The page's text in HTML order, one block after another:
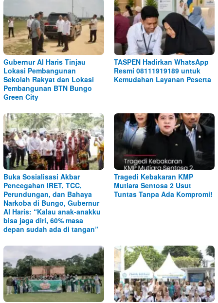
Gubernur Al Haris Tinjau
Lokasi Pembangunan
Sekolah Rakyat dan Lokasi
Pembangunan BTN Bungo
Green City
TASPEN Hadirkan WhatsApp
Resmi 08111919189 untuk
Kemudahan Layanan Peserta
Buka Sosialisasi Akbar
Pencegahan IRET, TCC,
Perundungan, dan Bahaya
Narkoba di Bungo, Gubernur
Al Haris: “Kalau anak-anakku
bisa jaga diri, 60% masa
depan sudah ada di tangan”
Tragedi Kebakaran KMP
Mutiara Sentosa 2 Usut
Tuntas Tanpa Ada Kompromi!